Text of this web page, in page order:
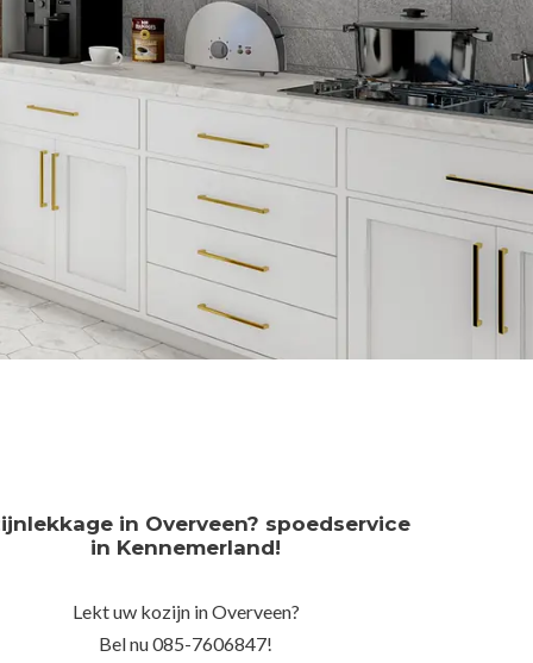
in Overveen? spoedservice
in Kennemerland!
Lekt uw kozijn in Overveen?
Bel nu 085-7606847!